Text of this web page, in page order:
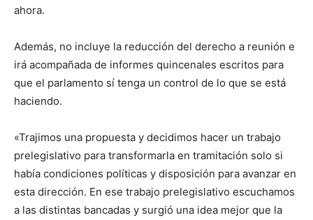
ahora.
Además, no incluye la reducción del derecho a reunión e
irá acompañada de informes quincenales escritos para
que el parlamento sí tenga un control de lo que se está
haciendo.
«Trajimos una propuesta y decidimos hacer un trabajo
prelegislativo para transformarla en tramitación solo si
había condiciones políticas y disposición para avanzar en
esta dirección. En ese trabajo prelegislativo escuchamos
a las distintas bancadas y surgió una idea mejor que la